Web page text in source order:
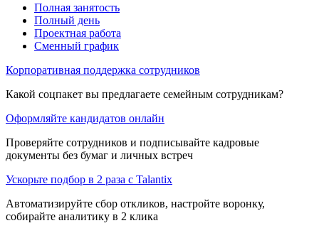
Полная занятость
Полный день
Проектная работа
Сменный график
Корпоративная поддержка сотрудников
Какой соцпакет вы предлагаете семейным сотрудникам?
Оформляйте кандидатов онлайн
Проверяйте сотрудников и подписывайте кадровые
документы без бумаг и личных встреч
Ускорьте подбор в 2 раза с Talantix
Автоматизируйте сбор откликов, настройте воронку,
собирайте аналитику в 2 клика